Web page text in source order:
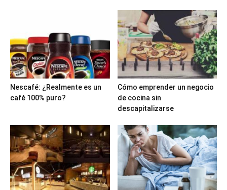
Nescafé: ¿Realmente es un
café 100% puro?
Cómo emprender un negocio
de cocina sin
descapitalizarse